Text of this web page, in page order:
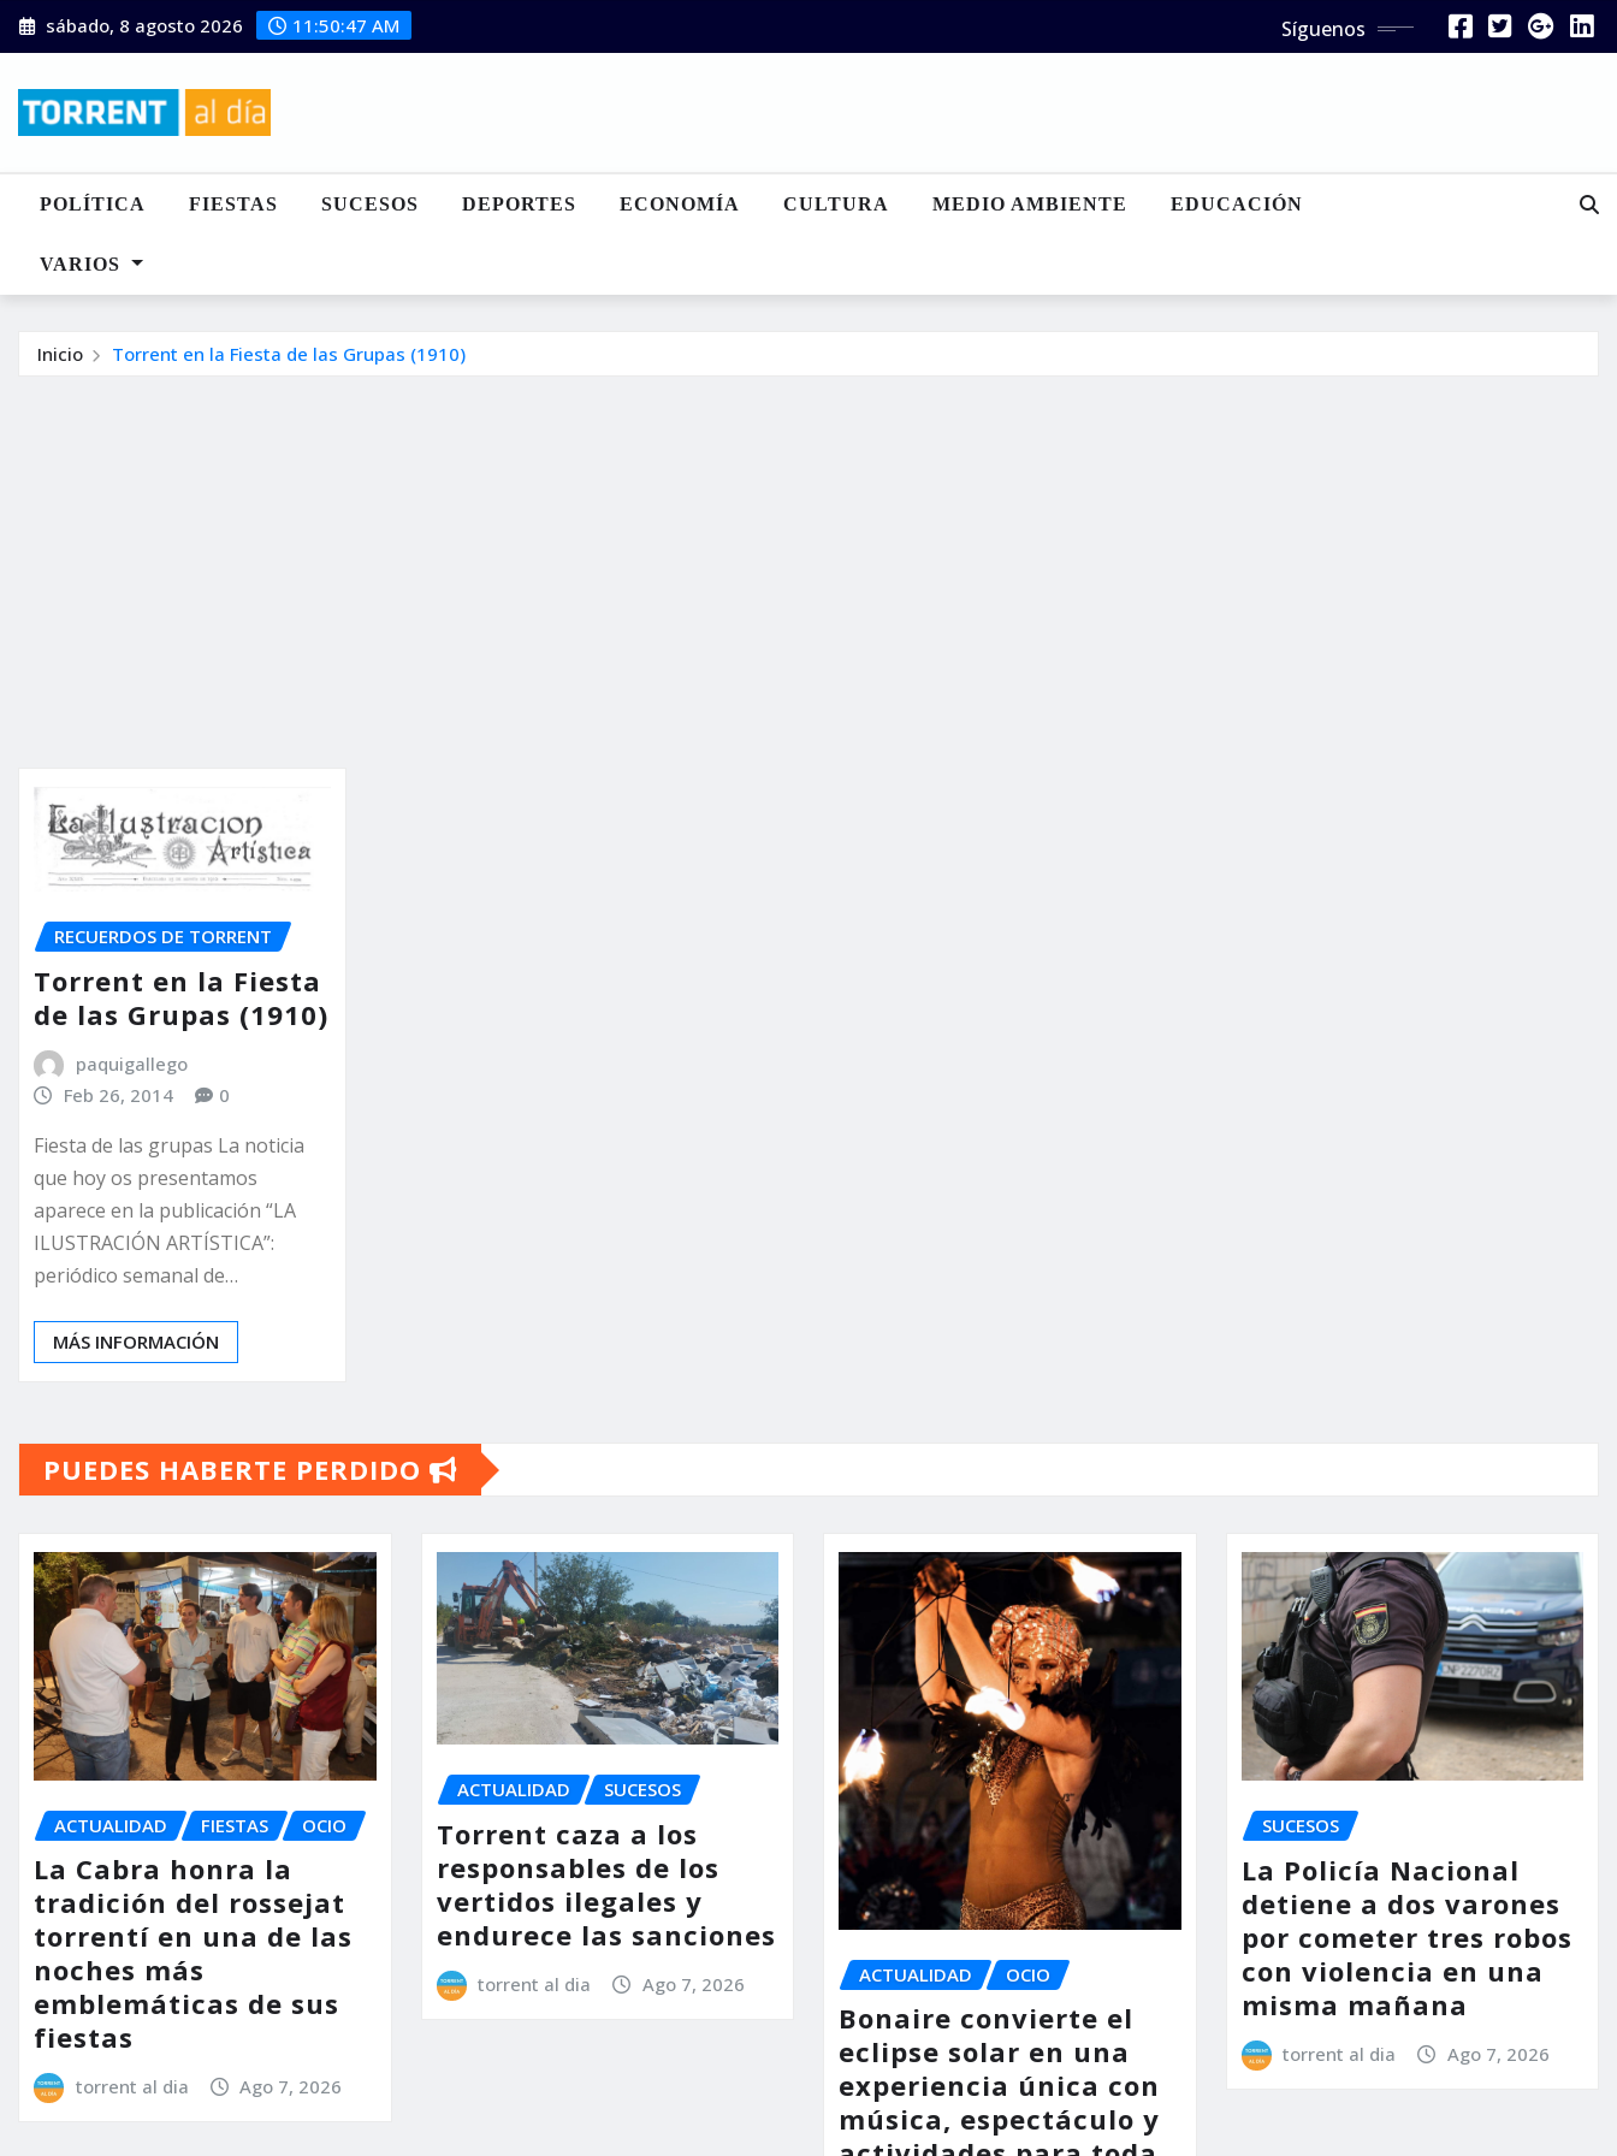
Saltar
al
sábado, 8 agosto 2026 11:50:47 AM Síguenos
POLÍTICA FIESTAS SUCESOS DEPORTES ECONOMÍA CULTURA MEDIO AMBIENTE EDUCACIÓN
VARIOS
Inicio Torrent en la Fiesta de las Grupas (1910)
RECUERDOS DE TORRENT
Torrent en la Fiesta
de las Grupas (1910)
paquigallego
Feb 26, 2014
0
Fiesta de las grupas La noticia
que hoy os presentamos
aparece en la publicación “LA
ILUSTRACIÓN ARTÍSTICA”:
periódico semanal de…
MÁS INFORMACIÓN
PUEDES HABERTE PERDIDO
ACTUALIDAD FIESTAS OCIO
La Cabra honra la
tradición del rossejat
torrentí en una de las
noches más
emblemáticas de sus
fiestas
torrent al dia Ago 7, 2026
ACTUALIDAD SUCESOS
Torrent caza a los
responsables de los
vertidos ilegales y
endurece las sanciones
torrent al dia Ago 7, 2026 ACTUALIDAD OCIO
Bonaire convierte el
eclipse solar en una
experiencia única con
música, espectáculo y
SUCESOS
La Policía Nacional
detiene a dos varones
por cometer tres robos
con violencia en una
misma mañana
torrent al dia Ago 7, 2026